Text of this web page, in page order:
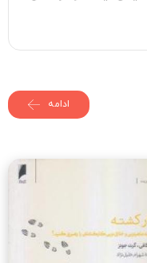
ادامه